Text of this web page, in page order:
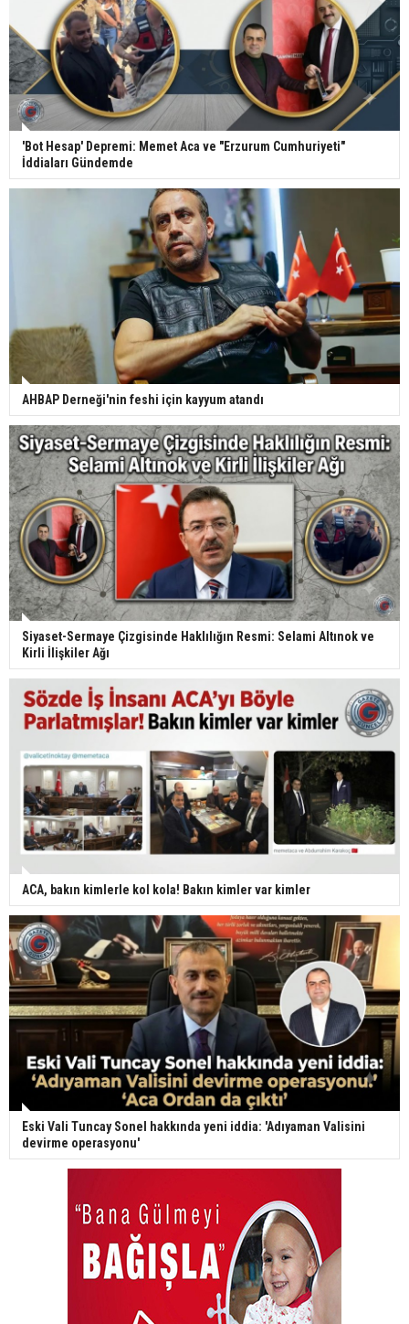
'Bot Hesap' Depremi: Memet Aca ve "Erzurum Cumhuriyeti"
İddiaları Gündemde
AHBAP Derneği'nin feshi için kayyum atandı
Siyaset-Sermaye Çizgisinde Haklılığın Resmi: Selami Altınok ve
Kirli İlişkiler Ağı
ACA, bakın kimlerle kol kola! Bakın kimler var kimler
Eski Vali Tuncay Sonel hakkında yeni iddia: 'Adıyaman Valisini
devirme operasyonu'